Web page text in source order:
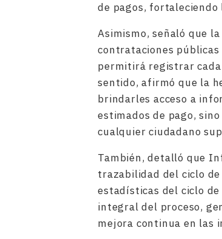
de pagos,
Asimismo, señaló que
contrataciones
permitirá registrar cada
sentido, afirmó que la
brindarles acceso a
estimados de pago,
cualquier ciudadano
También, detalló que
trazabilidad del ciclo
estadísticas del ciclo
integral del proceso,
mejora continua en las